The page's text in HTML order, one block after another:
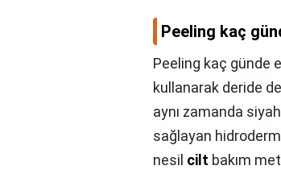
Peeling kaç
Peeling kaç günde
kullanarak deride
aynı zamanda
sağlayan
nesil cilt bakım